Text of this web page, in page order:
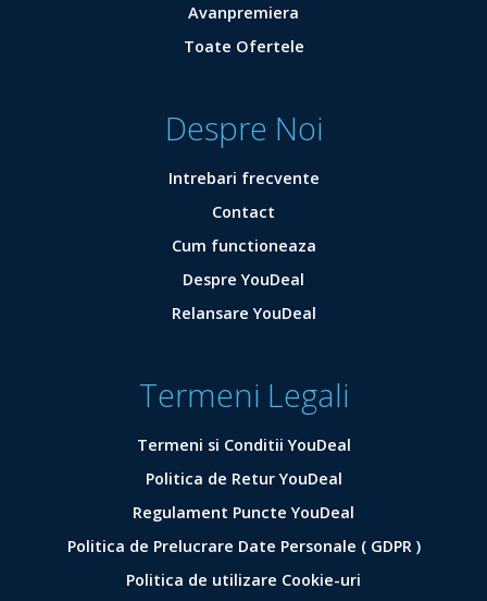
Avanpremiera
Toate Ofertele
Despre Noi
Intrebari frecvente
Contact
Cum functioneaza
Despre YouDeal
Relansare YouDeal
Termeni Legali
Termeni si Conditii YouDeal
Politica de Retur YouDeal
Regulament Puncte YouDeal
Politica de Prelucrare Date Personale ( GDPR )
Politica de utilizare Cookie-uri